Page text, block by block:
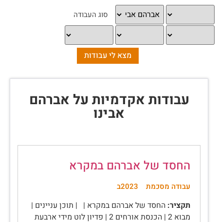
עבודות אקדמיות על אברהם
אבינו
החסד של אברהם במקרא
עבודה מסכמת 2023ב
תקציר:החסד של אברהם במקרא | | תוכן עניינים |
מבוא 2 | הכנסת אורחים 2 | פדיון לוט מידי ארבעת